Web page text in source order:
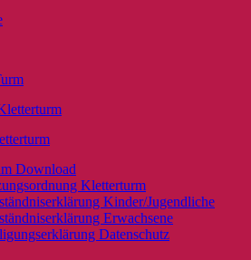
Download
Kletterturm
Kinder/Jugendliche
Erwachsene
Datenschutz